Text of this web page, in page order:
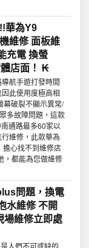
華為Y9
維修 面板維
充電 換螢
店面！ ₭
航手遊打發時間
此使用度極高相
幕破裂不顯示異常/
多故障問題，這款
通路最多60家以
維修，此款華為
擔心找不到維修店
，都能為您做維修
問題，換電
水維修 不開
場維修立即處
人們不可或缺的